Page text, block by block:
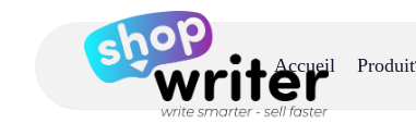
Accueil Produit